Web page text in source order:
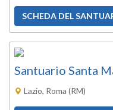
SCHEDA DEL
Santuario Santa
Lazio, Roma (RM)